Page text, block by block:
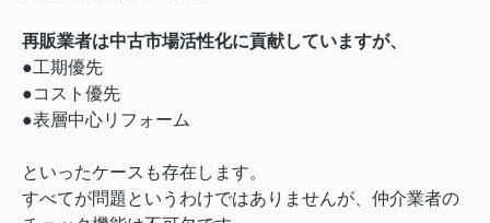
再販業者は中古市場活性化に貢献していますが、
●工期優先
●コスト優先
●表層中心リフォーム
といったケースも存在します。
すべてが問題というわけではありませんが、仲介業者の